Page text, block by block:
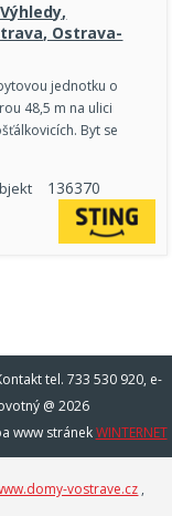
Ostrava-
jednotku o
48,5 m na ulici
Byt se
1 36370
tel. 733 530 920, e-
@ 2026
www stránekWINTERNET
vostrave.cz ,